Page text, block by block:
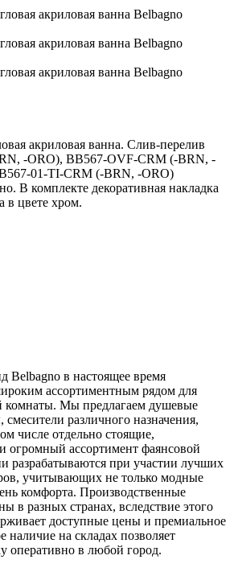
акриловая ванна. Слив-перелив
-ORO), BB567-OVF-CRM (-BRN, -
01-TI-CRM (-BRN, -ORO)
В комплекте декоративная накладка
в цвете хром.
Belbagno в настоящее время
ассортиментным рядом для
комнаты. Мы предлагаем душевые
различного назначения,
числе отдельно стоящие,
огромный ассортимент фаянсовой
разрабатываются при участии лучших
учитывающих не только модные
комфорта. Производственные
в разных странах, вследствие этого
доступные цены и премиальное
наличие на складах позволяет
оперативно в любой город.